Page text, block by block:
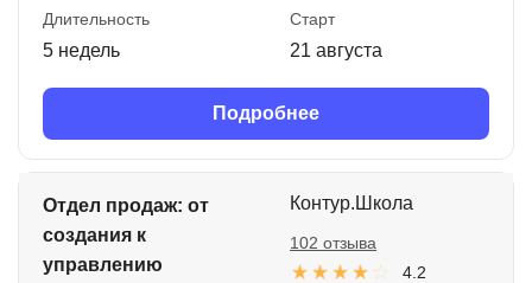
Длительность
5 недель
Старт
21 августа
Подробнее
Отдел продаж: от
создания к
управлению
Контур.Школа
4.2
102 отзыва